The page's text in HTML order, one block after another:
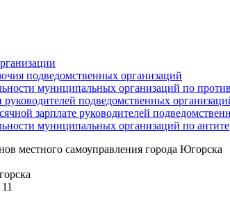
подведомственных организаций
муниципальных организаций по
руководителей подведомственных
зарплате руководителей
муниципальных организаций по
местного самоуправления города Югорска